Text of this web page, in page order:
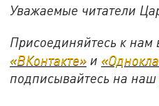
Уважаемые читатели
Присоединяйтесь к нам
«ВКонтакте» и
подписывайтесь на наш